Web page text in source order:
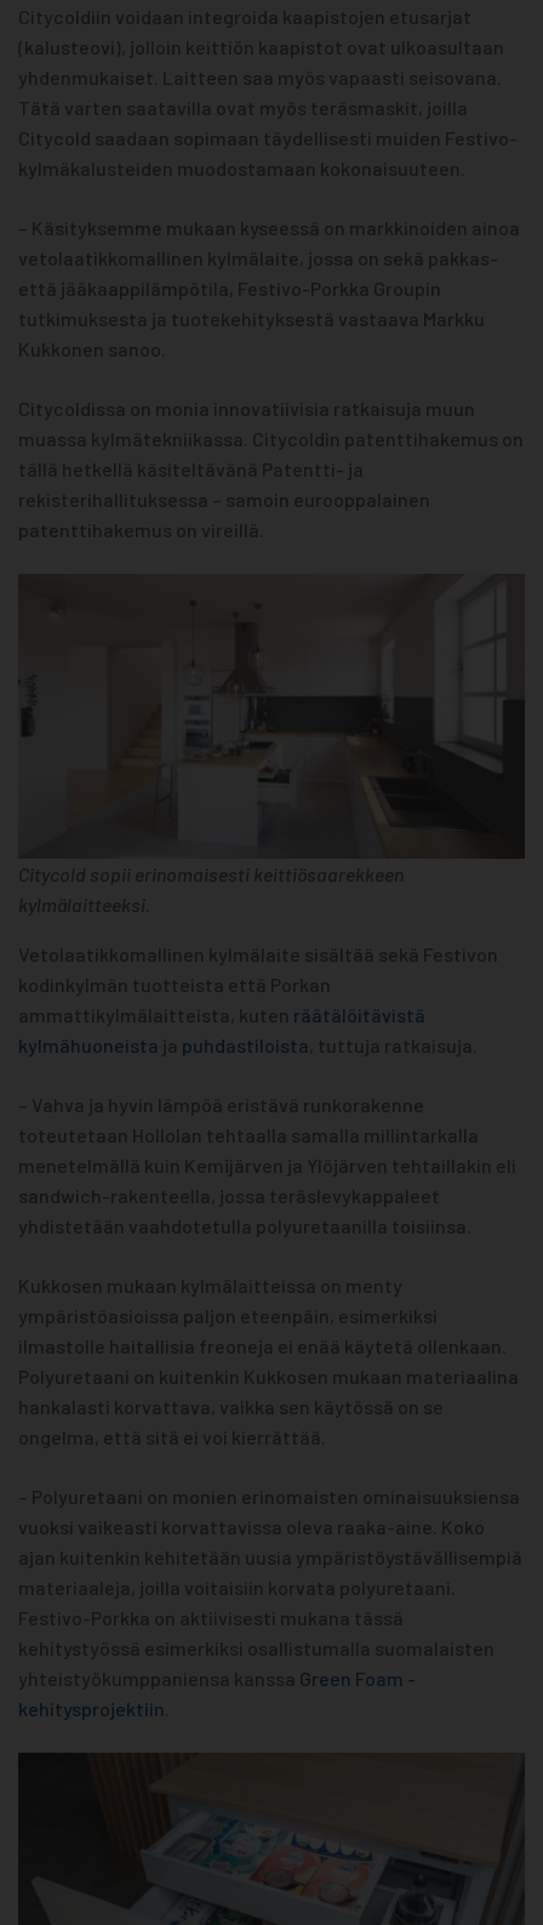
Citycoldiin voidaan integroida kaapistojen etusarjat
(kalusteovi), jolloin keittiön kaapistot ovat ulkoasultaan
yhdenmukaiset. Laitteen saa myös vapaasti seisovana.
Tätä varten saatavilla ovat myös teräsmaskit, joilla
Citycold saadaan sopimaan täydellisesti muiden Festivo-
kylmäkalusteiden muodostamaan kokonaisuuteen.
­­­– Käsityksemme mukaan kyseessä on markkinoiden ainoa
vetolaatikkomallinen kylmälaite, jossa on sekä pakkas-
että jääkaappilämpötila, Festivo-Porkka Groupin
tutkimuksesta ja tuotekehityksestä vastaava Markku
Kukkonen sanoo.
Citycoldissa on monia innovatiivisia ratkaisuja muun
muassa kylmätekniikassa. Citycoldin patenttihakemus on
tällä hetkellä käsiteltävänä Patentti- ja
rekisterihallituksessa – samoin eurooppalainen
patenttihakemus on vireillä.
Citycold sopii erinomaisesti keittiösaarekkeen
kylmälaitteeksi
Vetolaatikkomallinen kylmälaite sisältää sekä Festivon
kodinkylmän tuotteista että Porkan
ammattikylmälaitteista, kuten räätälöitävistä
kylmähuoneista ja puhdastiloista , tuttuja ratkaisuja.
– Vahva ja hyvin lämpöä eristävä runkorakenne
toteutetaan Hollolan tehtaalla samalla millintarkalla
menetelmällä kuin Kemijärven ja Ylöjärven tehtaillakin eli
sandwich-rakenteella, jossa teräslevykappaleet
yhdistetään vaahdotetulla polyuretaanilla toisiinsa.
Kukkosen mukaan kylmälaitteissa on menty
ympäristöasioissa paljon eteenpäin, esimerkiksi
ilmastolle haitallisia freoneja ei enää käytetä ollenkaan.
Polyuretaani on kuitenkin Kukkosen mukaan materiaalina
hankalasti korvattava, vaikka sen käytössä on se
ongelma, että sitä ei voi kierrättää.
– Polyuretaani on monien erinomaisten ominaisuuksiensa
vuoksi vaikeasti korvattavissa oleva raaka-aine. Koko
ajan kuitenkin kehitetään uusia ympäristöystävällisempiä
materiaaleja, joilla voitaisiin korvata polyuretaani.
Festivo-Porkka on aktiivisesti mukana tässä
kehitystyössä esimerkiksi osallistumalla suomalaisten
yhteistyökumppaniensa kanssa Green Foam -
kehitysprojektiin